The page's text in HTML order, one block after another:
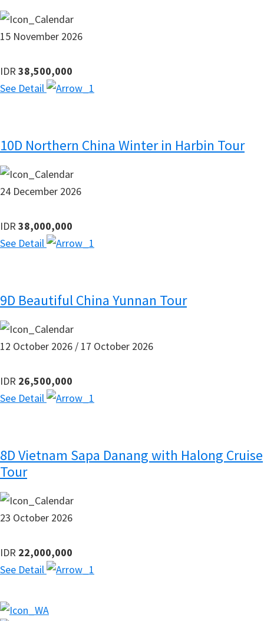
15 November 2026
IDR 38,500,000
See Detail
10D Northern China Winter in Harbin Tour
24 December 2026
IDR 38,000,000
See Detail
9D Beautiful China Yunnan Tour
12 October 2026 / 17 October 2026
IDR 26,500,000
See Detail
8D Vietnam Sapa Danang with Halong Cruise
Tour
23 October 2026
IDR 22,000,000
See Detail